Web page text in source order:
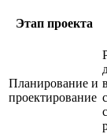
Этап проекта
Планирование и
проектирование